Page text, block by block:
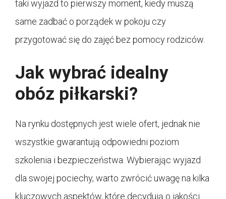
taki wyjazd to pierwszy moment, kiedy muszą
same zadbać o porządek w pokoju czy
przygotować się do zajęć bez pomocy rodziców.
Jak wybrać idealny
obóz piłkarski?
Na rynku dostępnych jest wiele ofert, jednak nie
wszystkie gwarantują odpowiedni poziom
szkolenia i bezpieczeństwa. Wybierając wyjazd
dla swojej pociechy, warto zwrócić uwagę na kilka
kluczowych aspektów, które decydują o jakości